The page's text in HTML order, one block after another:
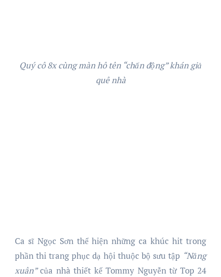
Quý cô 8x cùng màn hô tên “chấn động” khán giả
quê nhà
Ca sĩ Ngọc Sơn thể hiện những ca khúc hit trong
phần thi trang phục dạ hội thuộc bộ sưu tập “Nắng
xuân”của nhà thiết kế Tommy Nguyễn từ Top 24